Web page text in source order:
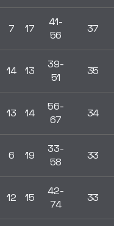
7 17
41-
56
37
14 13
39-
51
35
13 14
56-
67
34
6 19
33-
58
33
12 15
42-
74
33